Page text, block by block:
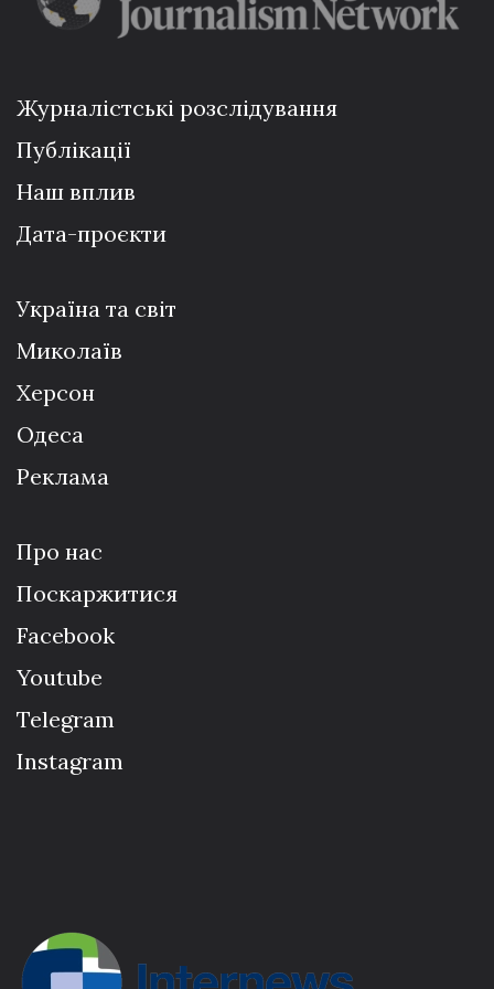
Журналістські розслідування
Публікації
Наш вплив
Дата-проєкти
Україна та світ
Миколаїв
Херсон
Одеса
Реклама
Про нас
Поскаржитися
Facebook
Youtube
Telegram
Instagram